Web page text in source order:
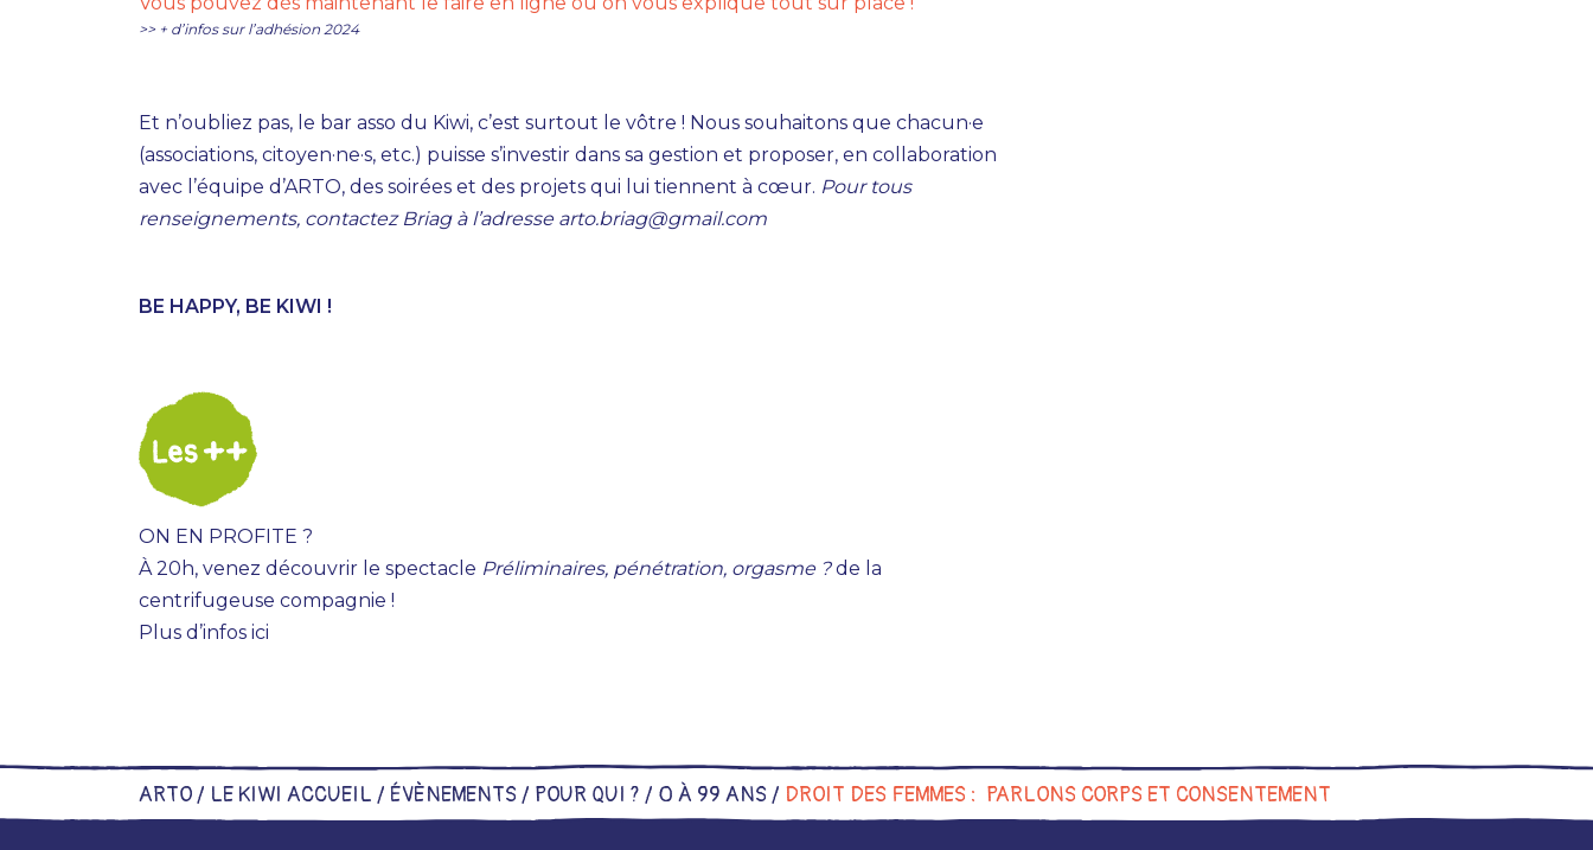
>> + d’infos sur l’adhésion 2024
Et n’oubliez pas, le bar asso du Kiwi, c’est surtout le vôtre ! Nous souhaitons que chacun·e
(associations, citoyen·ne·s, etc.) puisse s’investir dans sa gestion et proposer, en collaboration
avec l’équipe d’ARTO, des soirées et des projets qui lui tiennent à cœur. Pour tous
renseignements, contactez Briag à l’adresse arto.briag@gmail.com
BE HAPPY, BE KIWI !
ON EN PROFITE ?
À 20h, venez découvrir le spectacle Préliminaires, pénétration, orgasme ?de la
centrifugeuse compagnie !
Plus d’infos ici
ARTO / LE KIWI ACCUEIL / ÉVÈNEMENTS / POUR QUI ? / 0 À 99 ANS / DROIT DES FEMMES : PARLONS CORPS ET CONSENTEMENT